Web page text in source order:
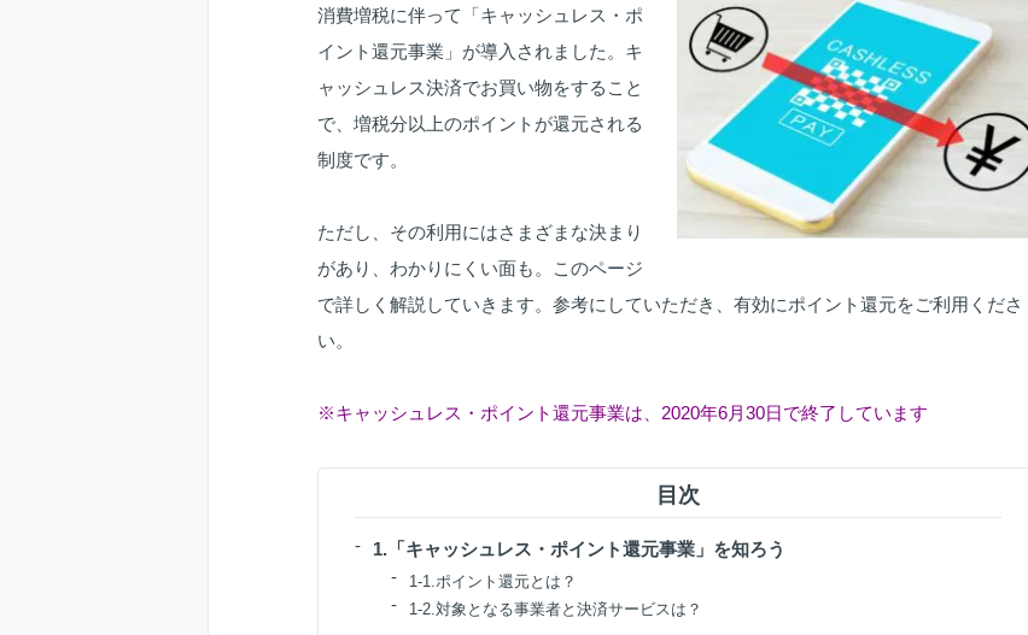
消費増税に伴って「キャッシュレス・ポ
イント還元事業」が導入されました。キ
ャッシュレス決済でお買い物をすること
で、増税分以上のポイントが還元される
制度です。
ただし、その利用にはさまざまな決まり
があり、わかりにくい面も。このページ
で詳しく解説していきます。参考にしていただき、有効にポイント還元をご利用くださ
い。
※キャッシュレス・ポイント還元事業は、2020年6月30日で終了しています
目次
1.「キャッシュレス・ポイント還元事業」を知ろう
1-1.ポイント還元とは？
1-2.対象となる事業者と決済サービスは？